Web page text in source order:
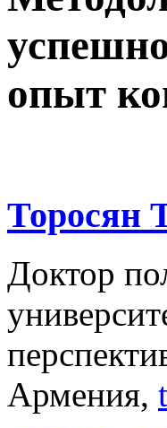
опыт
Торосян
Доктор
Армения,